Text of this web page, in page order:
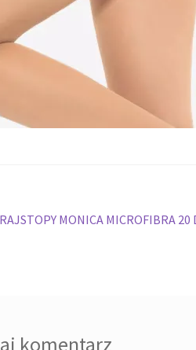
MONICA MICROFIBRA 20
komentarz